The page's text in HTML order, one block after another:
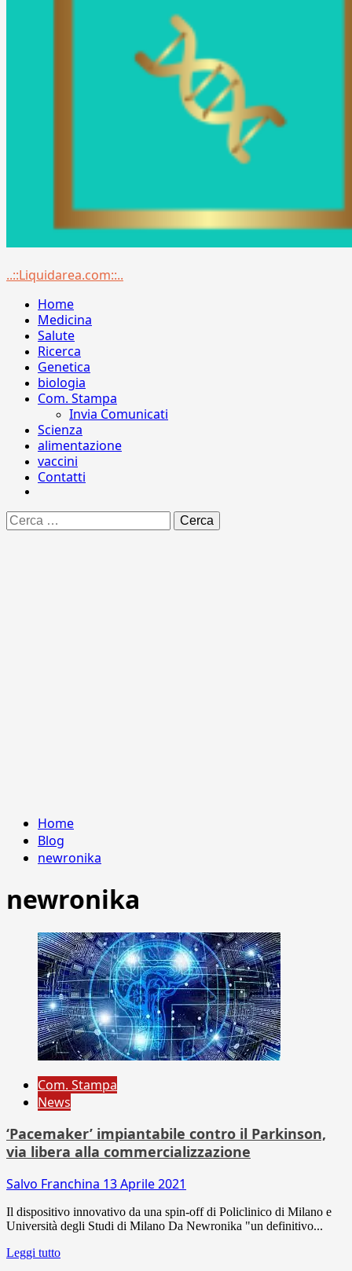
Menu
..::Liquidarea.com::..
Home
Medicina
Salute
Ricerca
Genetica
biologia
Com. Stampa
Invia Comunicati
Scienza
alimentazione
vaccini
Contatti
Ricerca
per:
Home
Blog
newronika
newronika
Com. Stampa
News
‘Pacemaker’ impiantabile contro il Parkinson,
via libera alla commercializzazione
Salvo Franchina 13 Aprile 2021
Il dispositivo innovativo da una spin-off di Policlinico di Milano e
Università degli Studi di Milano Da Newronika "un definitivo...
Leggi tutto